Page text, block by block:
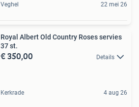
Veghel 22 mei 26
Royal Albert Old Country Roses servies
37 st.
€ 350,00 Details
Kerkrade 4 aug 26